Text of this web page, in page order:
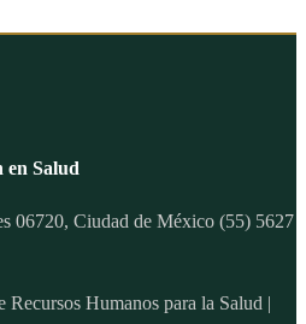
en Salud
06720, Ciudad de México (55) 5627
Humanos para la Salud |